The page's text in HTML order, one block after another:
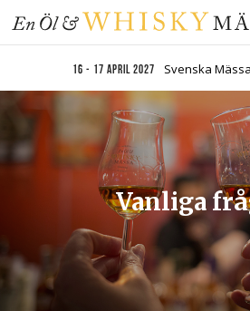
16 - 17 april 2027 Svenska
Vanliga